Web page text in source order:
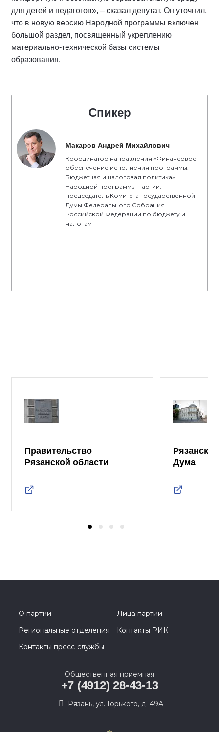
для детей и педагогов», – сказал депутат. Он уточнил,
что в новую версию Народной программы включен
большой раздел, посвященный укреплению
материально-технической базы системы
образования.
Спикер
Макаров Андрей Михайлович
Координатор направления «Финансовое
обеспечение исполнения программы.
Бюджетная и налоговая политика»
Народной программы Партии,
председатель Комитета Государственной
Думы Федерального Собрания
Российской Федерации по бюджету и
налогам
Правительство
Рязанской области
Дума
О партии
Лица партии
Региональные отделения
Контакты РИК
Контакты пресс-службы
Общественная приемная
+7 (4912) 28-43-13
Рязань, ул. Горького, д. 49А